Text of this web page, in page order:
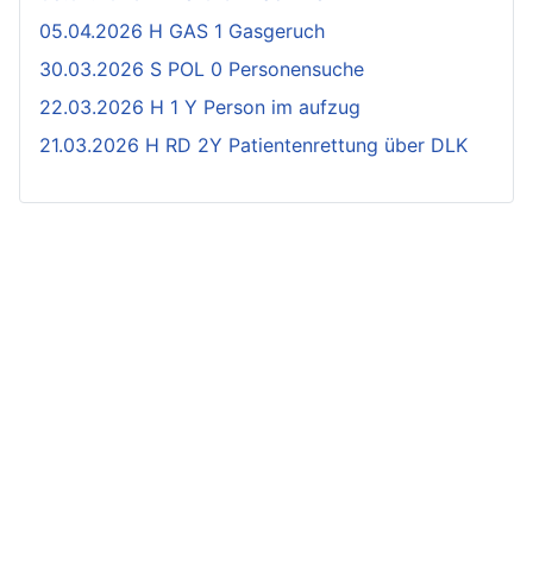
05.04.2026 H GAS 1 Gasgeruch
30.03.2026 S POL 0 Personensuche
22.03.2026 H 1 Y Person im aufzug
21.03.2026 H RD 2Y Patientenrettung über DLK